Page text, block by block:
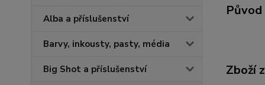
Alba a příslušenství
Barvy, inkousty, pasty, média
Big Shot a příslušenství Zboží